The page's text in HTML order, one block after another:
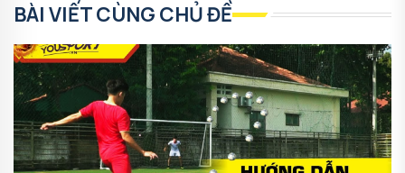
BÀI VIẾT CÙNG CHỦ ĐỀ